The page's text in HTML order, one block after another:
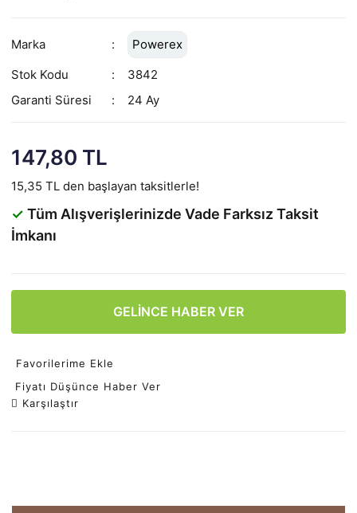
Marka
Powerex
Stok Kodu
3842
Garanti Süresi
24 Ay
147,80 TL
15,35 TL den başlayan taksitlerle!
✓ Tüm Alışverişlerinizde Vade Farksız Taksit
İmkanı
GELİNCE HABER VER
Favorilerime Ekle
Fiyatı Düşünce Haber Ver
Karşılaştır